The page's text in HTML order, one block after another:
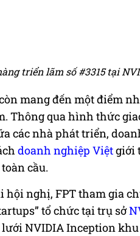
triển lãm số #3315 tại
mang đến một điểm
Thông qua hình thức
các nhà phát triển,
doanh nghiệp Việtgiới
cầu.
hội nghị, FPT tham gia
tổ chức tại trụ sở
NVIDIA Inception